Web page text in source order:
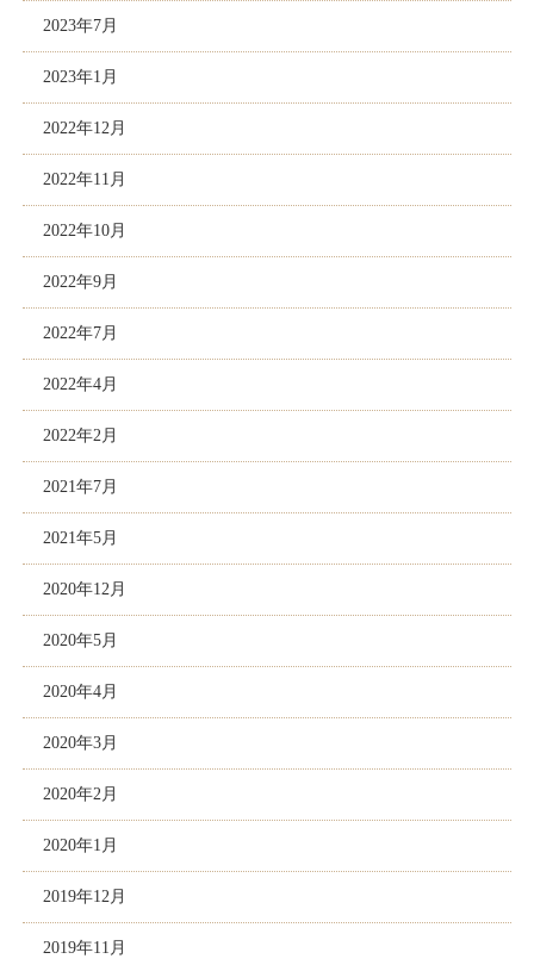
2023年7月
2023年1月
2022年12月
2022年11月
2022年10月
2022年9月
2022年7月
2022年4月
2022年2月
2021年7月
2021年5月
2020年12月
2020年5月
2020年4月
2020年3月
2020年2月
2020年1月
2019年12月
2019年11月